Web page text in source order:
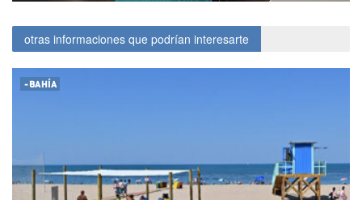
otras informaciones que podrían interesarte
-BAHÍA